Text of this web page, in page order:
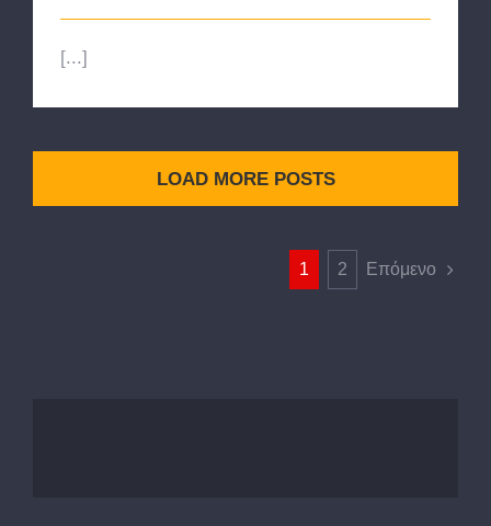
[...]
LOAD MORE POSTS
1 2 Επόμενο